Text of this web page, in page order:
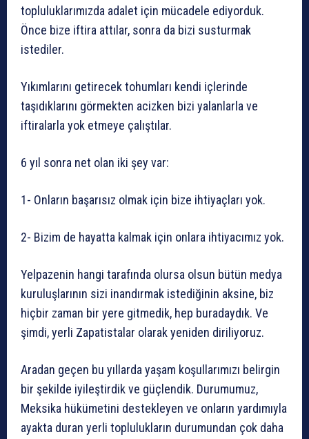
topluluklarımızda adalet için mücadele ediyorduk.
Önce bize iftira attılar, sonra da bizi susturmak
istediler.
Yıkımlarını getirecek tohumları kendi içlerinde
taşıdıklarını görmekten acizken bizi yalanlarla ve
iftiralarla yok etmeye çalıştılar.
6 yıl sonra net olan iki şey var:
1- Onların başarısız olmak için bize ihtiyaçları yok.
2- Bizim de hayatta kalmak için onlara ihtiyacımız yok.
Yelpazenin hangi tarafında olursa olsun bütün medya
kuruluşlarının sizi inandırmak istediğinin aksine, biz
hiçbir zaman bir yere gitmedik, hep buradaydık. Ve
şimdi, yerli Zapatistalar olarak yeniden diriliyoruz.
Aradan geçen bu yıllarda yaşam koşullarımızı belirgin
bir şekilde iyileştirdik ve güçlendik. Durumumuz,
Meksika hükümetini destekleyen ve onların yardımıyla
ayakta duran yerli toplulukların durumundan çok daha